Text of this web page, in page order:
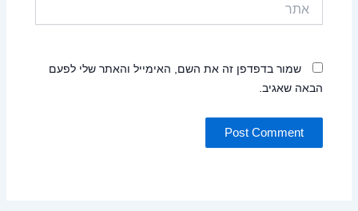
שמור בדפדפן זה את השם, האימייל והאתר שלי לפעם
הבאה שאגיב.